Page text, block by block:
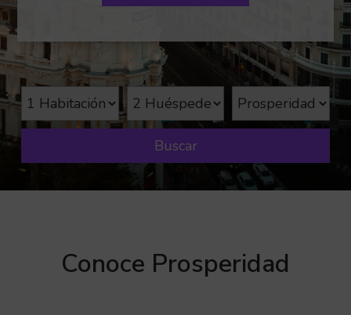
Buscar
Conoce Prosperidad